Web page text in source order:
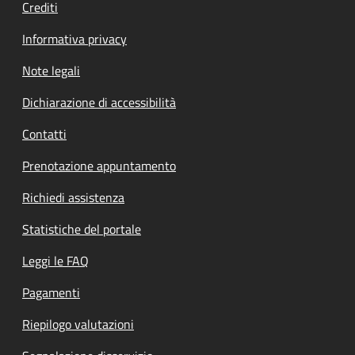
Crediti
Informativa privacy
Note legali
Dichiarazione di accessibilità
Contatti
Prenotazione appuntamento
Richiedi assistenza
Statistiche del portale
Leggi le FAQ
Pagamenti
Riepilogo valutazioni